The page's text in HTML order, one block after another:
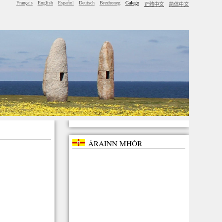
Français English Español Deutsch Brezhoneg Galego 正體中文 简体中文
ÁRAINN MHÓR